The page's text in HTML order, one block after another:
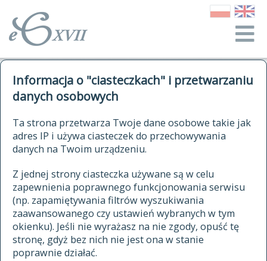
Informacja o "ciasteczkach" i przetwarzaniu
danych osobowych
Ta strona przetwarza Twoje dane osobowe takie jak
adres IP i używa ciasteczek do przechowywania
danych na Twoim urządzeniu.
Z jednej strony ciasteczka używane są w celu
zapewnienia poprawnego funkcjonowania serwisu
(np. zapamiętywania filtrów wyszukiwania
zaawansowanego czy ustawień wybranych w tym
okienku). Jeśli nie wyrażasz na nie zgody, opuść tę
stronę, gdyż bez nich nie jest ona w stanie
poprawnie działać.
autorzy Słownika
historia
publikacje
źródła
autorzy tekstów źródłowych
zasady opracowania
statystyki
najnowsze hasła
ostatnio zmodyfikowane hasła
kwerendy
jak cytować Słownik
ELEKTRONICZNY SŁOWNIK
JĘZYKA POLSKIEGO
XVII I XVIII WIEKU
znajdź hasła
zaczynające się od